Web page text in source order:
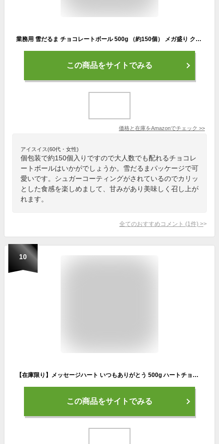
業務用 雪だるま チョコレートボール 500g （約150個） メガ盛り クリスマス サンタ プレゼント ギフト お菓子 サンタクロース プチギフト 景品 クリスマスツリー 粗品 イベント グッズ 大量 チョコ 大袋入り 格安 詰め合わせ お特用 個包装
この商品をサイトでみる
価格と在庫をAmazonでチェック >>
アイスイス(60代・女性)
個包装で約150個入りですので大人数でも配れるチョコレ
ートボールはいかがでしょうか。雪だるまパッケージで可
愛いです。シュガーコーティングがされているのでカリッ
とした食感を楽しめまして、甘みがあり美味しく召し上が
れます。
全てのおすすめコメント (1 件) >
10
【在庫限り】メッセージハート いつもありがとう 500g ハートチョコ 個包装お菓子 チョコレート菓子 大袋 徳用チョコ ありがとうお配りお菓子 ばらまきお菓子 景品 プチギフト 卒業祝い 退職 挨拶 御礼 クリスマスお菓子 お正月 ホワイトデー バレンタイン 大量 義理チョコ
この商品をサイトでみる